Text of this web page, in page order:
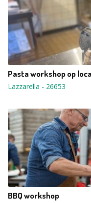
Pasta workshop op
Lazzarella - 26653
BBQ workshop